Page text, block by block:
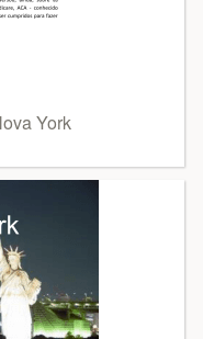
York